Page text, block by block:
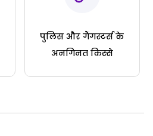
पुलिस और गैंगस्टर्स के
अनगिनत किस्से